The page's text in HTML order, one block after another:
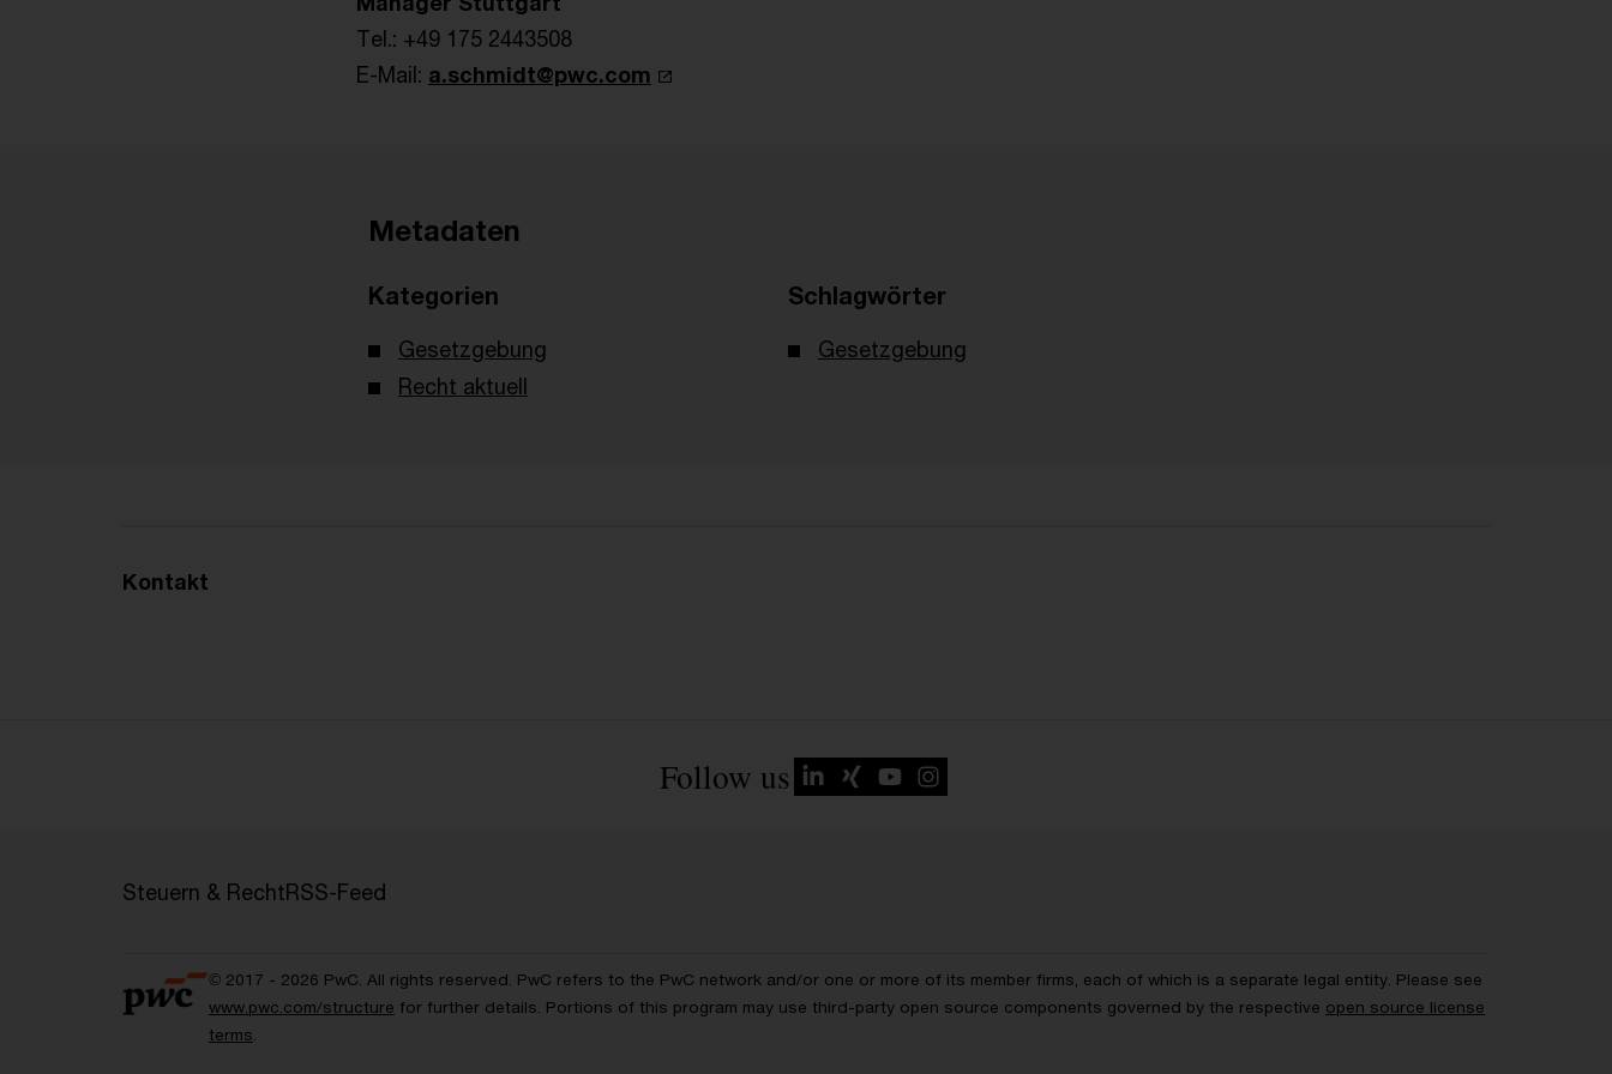
Tel.: +49 175 2443508
E-Mail: a.schmidt@pwc.com
Metadaten
Kategorien
Gesetzgebung
Recht aktuell
Schlagwörter
Gesetzgebung
Kontakt
Follow us
Steuern & RechtRSS-Feed
© 2017 - 2026 PwC. All rights reserved. PwC refers to the PwC network and/or one or more of its member firms, each of which is a separate legal entity. Please see
www.pwc.com/structure for further details. Portions of this program may use third-party open source components governed by the respective open source license
terms.